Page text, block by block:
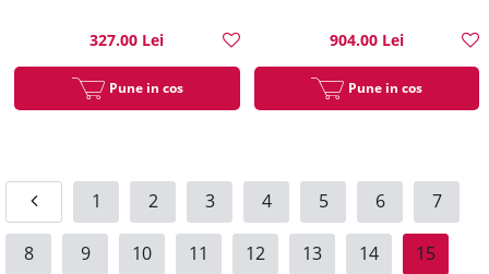
327.00 Lei
Pune in cos
904.00 Lei
Pune in cos
1 2 3 4 5 6 7
8 9 10 11 12 13 14 15